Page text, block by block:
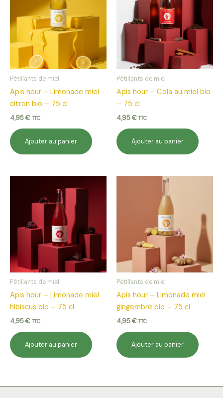
Pétillants de miel
Apis hour – Limonade miel
citron bio – 75 cl
4,95€ TTC
Ajouter au panier
Pétillants de miel
Apis hour – Cola au miel bio
– 75 cl
4,95€ TTC
Ajouter au panier
Pétillants de miel
Apis hour – Limonade miel
hibiscus bio – 75 cl
4,95€ TTC
Ajouter au panier
Pétillants de miel
Apis hour – Limonade miel
gingembre bio – 75 cl
4,95€ TTC
Ajouter au panier